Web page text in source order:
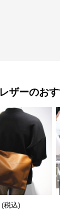
レザーのお
(税込)